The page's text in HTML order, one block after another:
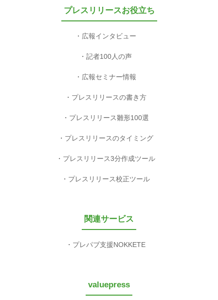
プレスリリースお役立ち
広報インタビュー
記者100人の声
広報セミナー情報
プレスリリースの書き方
プレスリリース雛形100選
プレスリリースのタイミング
プレスリリース3分作成ツール
プレスリリース校正ツール
関連サービス
プレパブ支援NOKKETE
valuepress